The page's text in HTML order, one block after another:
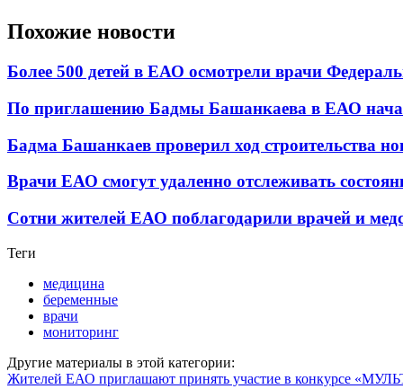
Похожие новости
Более 500 детей в ЕАО осмотрели врачи
По приглашению Бадмы Башанкаева в ЕАО
Бадма Башанкаев проверил ход строительства
Врачи ЕАО смогут удаленно отслеживать
Сотни жителей ЕАО поблагодарили врачей и
Теги
медицина
беременные
врачи
мониторинг
Другие материалы в этой категории:
Жителей ЕАО приглашают принять участие в конкурсе